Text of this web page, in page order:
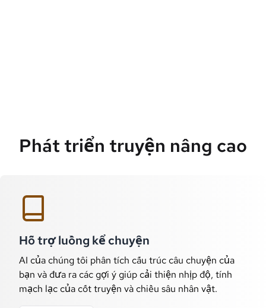
Phát triển truyện nâng cao
Hỗ trợ luồng kể chuyện
AI của chúng tôi phân tích cấu trúc câu chuyện của
bạn và đưa ra các gợi ý giúp cải thiện nhịp độ, tính
mạch lạc của cốt truyện và chiều sâu nhân vật.